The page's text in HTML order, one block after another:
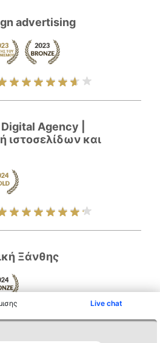
Live chat
advertising
Digital Agency |
ιστοσελίδων και
Ξάνθης